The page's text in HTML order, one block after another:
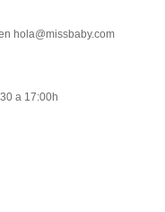
hola@missbaby.com
a 17:00h